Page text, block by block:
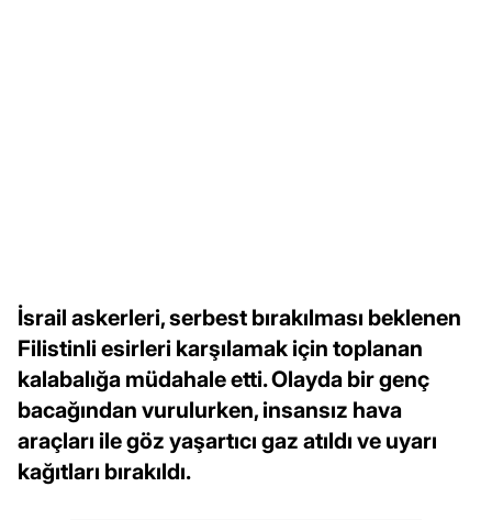
İsrail askerleri, serbest bırakılması beklenen
Filistinli esirleri karşılamak için toplanan
kalabalığa müdahale etti. Olayda bir genç
bacağından vurulurken, insansız hava
araçları ile göz yaşartıcı gaz atıldı ve uyarı
kağıtları bırakıldı.